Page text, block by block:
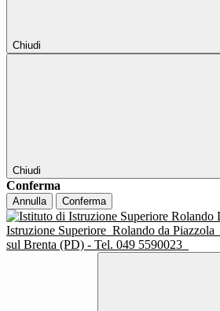
Chiudi
Chiudi
Conferma
Annulla Conferma
Istruzione Superiore Rolando da Piazzola
sul Brenta (PD) - Tel. 049 5590023